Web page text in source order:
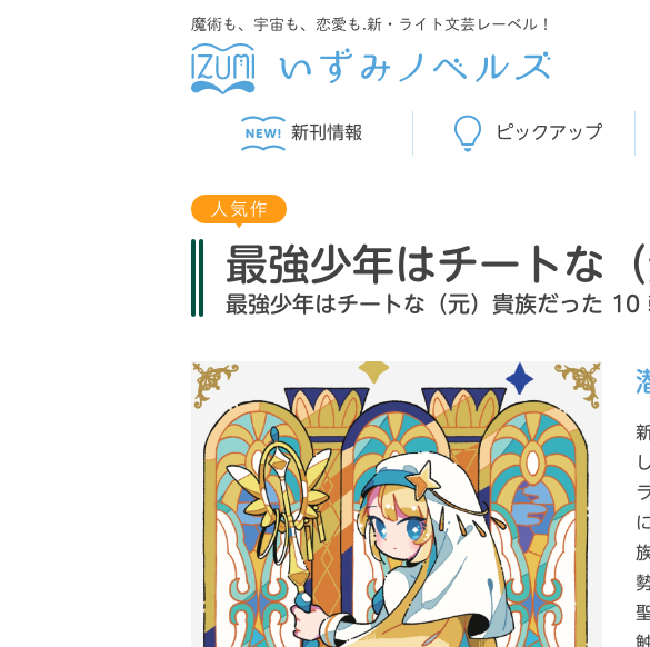
魔術も、宇宙も、恋愛も.新・ライト文芸レーベル！
新刊情報 ピックアップ
最強少年はチートな
最強少年はチートな（元）貴族だった 10